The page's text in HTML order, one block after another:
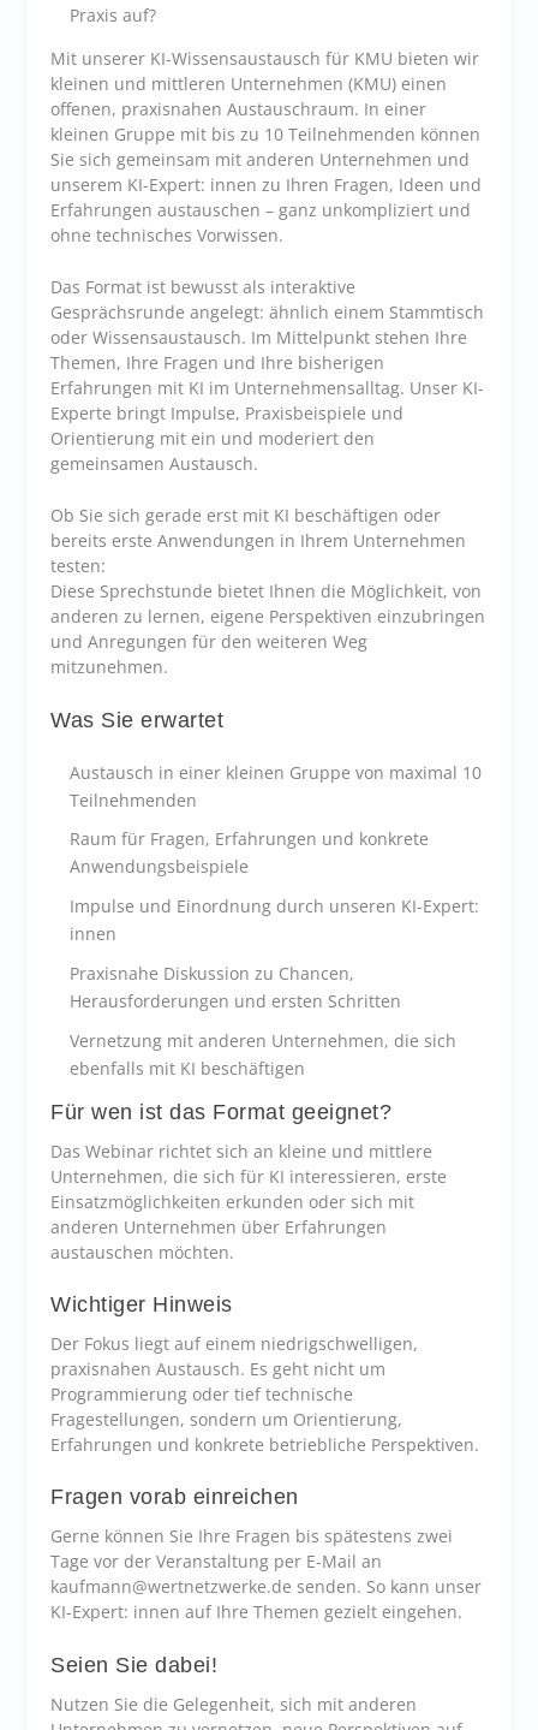
Praxis auf?
Mit unserer KI-Wissensaustausch für KMU bieten wir
kleinen und mittleren Unternehmen (KMU) einen
offenen, praxisnahen Austauschraum. In einer
kleinen Gruppe mit bis zu 10 Teilnehmenden können
Sie sich gemeinsam mit anderen Unternehmen und
unserem KI-Expert: innen zu Ihren Fragen, Ideen und
Erfahrungen austauschen – ganz unkompliziert und
ohne technisches Vorwissen.
Das Format ist bewusst als interaktive
Gesprächsrunde angelegt: ähnlich einem Stammtisch
oder Wissensaustausch. Im Mittelpunkt stehen Ihre
Themen, Ihre Fragen und Ihre bisherigen
Erfahrungen mit KI im Unternehmensalltag. Unser KI-
Experte bringt Impulse, Praxisbeispiele und
Orientierung mit ein und moderiert den
gemeinsamen Austausch.
Ob Sie sich gerade erst mit KI beschäftigen oder
bereits erste Anwendungen in Ihrem Unternehmen
testen:
Diese Sprechstunde bietet Ihnen die Möglichkeit, von
anderen zu lernen, eigene Perspektiven einzubringen
und Anregungen für den weiteren Weg
mitzunehmen.
Was Sie erwartet
Austausch in einer kleinen Gruppe von maximal 10
Teilnehmenden
Raum für Fragen, Erfahrungen und konkrete
Anwendungsbeispiele
Impulse und Einordnung durch unseren KI-Expert:
innen
Praxisnahe Diskussion zu Chancen,
Herausforderungen und ersten Schritten
Vernetzung mit anderen Unternehmen, die sich
ebenfalls mit KI beschäftigen
Für wen ist das Format geeignet?
Das Webinar richtet sich an kleine und mittlere
Unternehmen, die sich für KI interessieren, erste
Einsatzmöglichkeiten erkunden oder sich mit
anderen Unternehmen über Erfahrungen
austauschen möchten.
Wichtiger Hinweis
Der Fokus liegt auf einem niedrigschwelligen,
praxisnahen Austausch. Es geht nicht um
Programmierung oder tief technische
Fragestellungen, sondern um Orientierung,
Erfahrungen und konkrete betriebliche Perspektiven.
Fragen vorab einreichen
Gerne können Sie Ihre Fragen bis spätestens zwei
Tage vor der Veranstaltung per E-Mail an
kaufmann@wertnetzwerke.de senden. So kann unser
KI-Expert: innen auf Ihre Themen gezielt eingehen.
Seien Sie dabei!
Nutzen Sie die Gelegenheit, sich mit anderen